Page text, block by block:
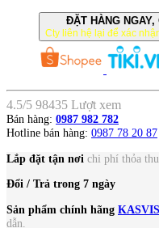
ĐẶT HÀNG NGAY,
Cty liên hệ lại để xác
4.5/5 98435 Lượt xem
Bán hàng: 0987 982 782
Hotline bán hàng: 0987 78 20 87
Lắp đặt tận nơi chi phí thỏa
Đổi / Trả trong 7 ngày
Sản phẩm chính hãng
dẫn.